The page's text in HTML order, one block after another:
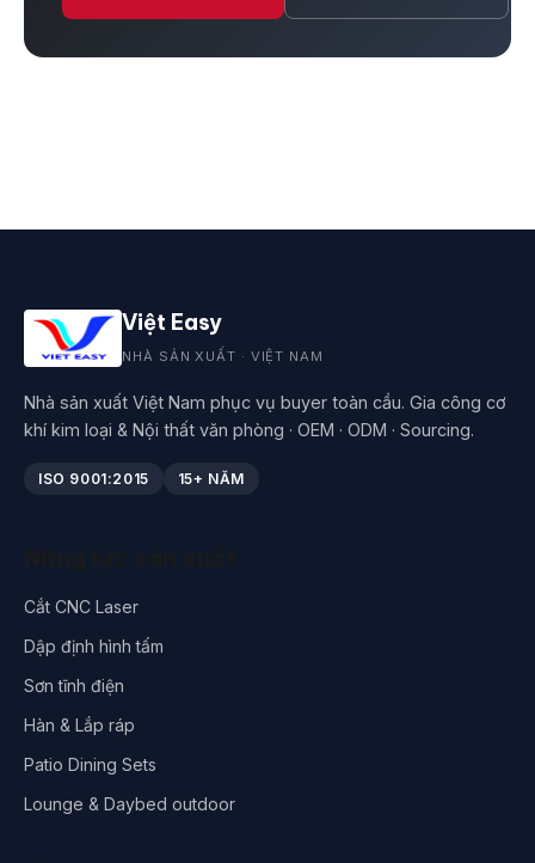
Việt Easy
NHÀ SẢN XUẤT · VIỆT NAM
Nhà sản xuất Việt Nam phục vụ buyer toàn cầu. Gia công cơ
khí kim loại & Nội thất văn phòng · OEM · ODM · Sourcing.
ISO 9001:2015 15+ NĂM
Cắt CNC Laser
Dập định hình tấm
Sơn tĩnh điện
Hàn & Lắp ráp
Patio Dining Sets
Lounge & Daybed outdoor